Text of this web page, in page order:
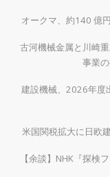
オークマ、約140 億
古河機械金属と川崎
事業
建設機械、2026年度
米国関税拡大に日欧
【余談】NHK『探検